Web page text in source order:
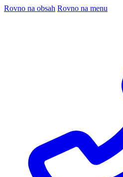
Rovno na obsah Rovno na menu